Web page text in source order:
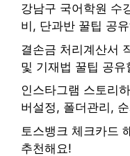
강남구 국어학원 수
비, 단과반 꿀팁 공
결손금 처리계산서
및 기재법 꿀팁 공유
인스타그램 스토리
버설정, 폴더관리,
토스뱅크 체크카드
추천해요!